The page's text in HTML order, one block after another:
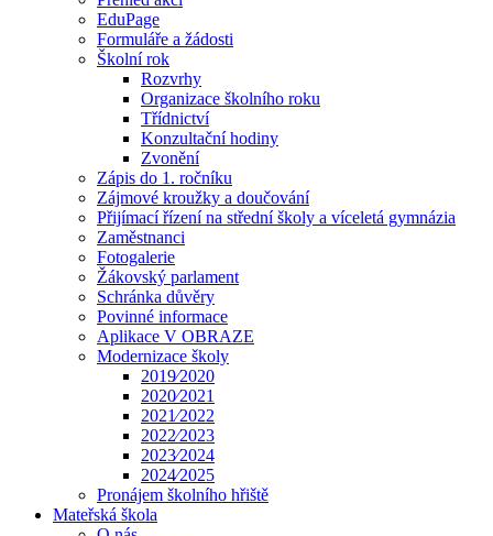
EduPage
Formuláře a žádosti
Školní rok
Rozvrhy
Organizace školního roku
Třídnictví
Konzultační hodiny
Zvonění
Zápis do 1. ročníku
Zájmové kroužky a doučování
Přijímací řízení na střední školy a víceletá gymnázia
Zaměstnanci
Fotogalerie
Žákovský parlament
Schránka důvěry
Povinné informace
Aplikace V OBRAZE
Modernizace školy
2019⁄2020
2020⁄2021
2021⁄2022
2022⁄2023
2023⁄2024
2024⁄2025
Pronájem školního hřiště
Mateřská škola